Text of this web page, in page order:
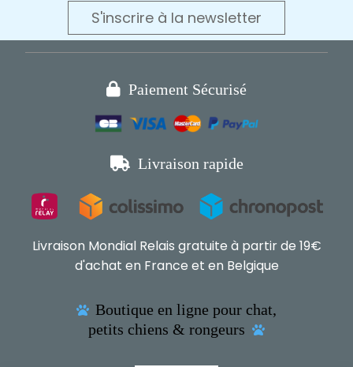
S'inscrire à la newsletter
 Paiement Sécurisé
 Livraison rapide
Livraison Mondial Relais gratuite à partir de 19€
d'achat en France et en Belgique
 Boutique en ligne pour chat,
petits chiens & rongeurs
